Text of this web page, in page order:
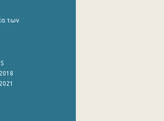
των